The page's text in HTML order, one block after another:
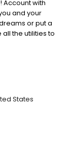
Account with
and your
or put a
the utilities to
telephony,
States